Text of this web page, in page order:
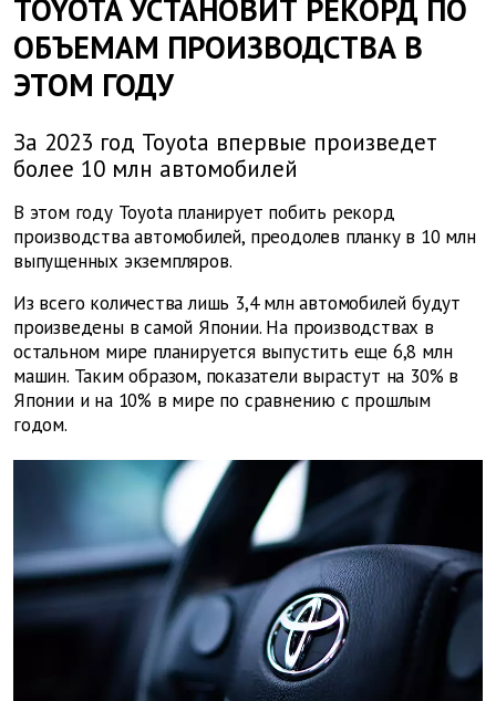
TOYOTA УСТАНОВИТ РЕКОРД ПО
ОБЪЕМАМ ПРОИЗВОДСТВА В
ЭТОМ ГОДУ
За 2023 год Toyota впервые произведет
более 10 млн автомобилей
В этом году Toyota планирует побить рекорд
производства автомобилей, преодолев планку в 10 млн
выпущенных экземпляров.
Из всего количества лишь 3,4 млн автомобилей будут
произведены в самой Японии. На производствах в
остальном мире планируется выпустить еще 6,8 млн
машин. Таким образом, показатели вырастут на 30% в
Японии и на 10% в мире по сравнению с прошлым
годом.